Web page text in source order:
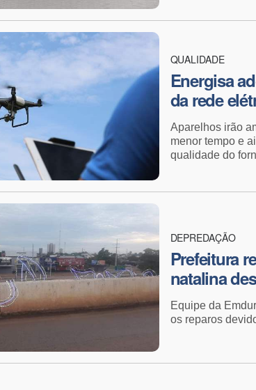
QUALIDADE
Energisa
da rede
Aparelhos irão
menor tempo e
qualidade do
DEPREDAÇÃO
Prefeitura
natalina
Equipe da
os reparos